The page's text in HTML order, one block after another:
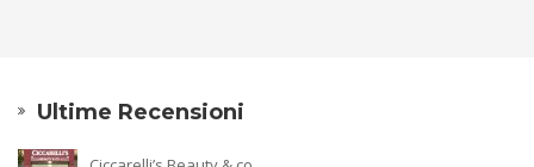
Ultime Recensioni